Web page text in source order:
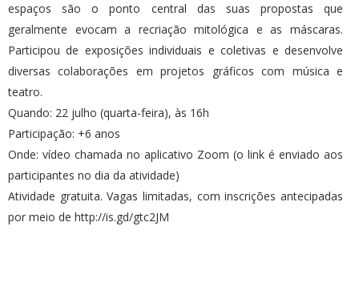
espaços são o ponto central das suas propostas que
geralmente evocam a recriação mitológica e as máscaras.
Participou de exposições individuais e coletivas e desenvolve
diversas colaborações em projetos gráficos com música e
teatro.
Quando: 22 julho (quarta-feira), às 16h
Participação: +6 anos
Onde: vídeo chamada no aplicativo Zoom (o link é enviado aos
participantes no dia da atividade)
Atividade gratuita. Vagas limitadas, com inscrições antecipadas
por meio de http://is.gd/gtc2JM